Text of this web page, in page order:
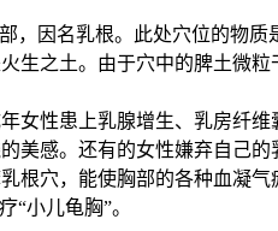
，因名乳根。此处穴位的物
生之土。由于穴中的脾土微
女性患上乳腺增生、乳房纤
美感。还有的女性嫌弃自己
根穴，能使胸部的各种血凝
小儿龟胸”。